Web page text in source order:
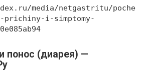
media/netgastritu/poche
prichiny-i-simptomy-
понос (диарея) —